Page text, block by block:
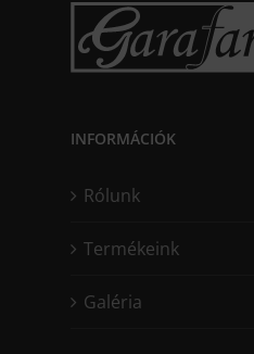
INFORMÁCIÓK
Rólunk
Termékeink
Galéria